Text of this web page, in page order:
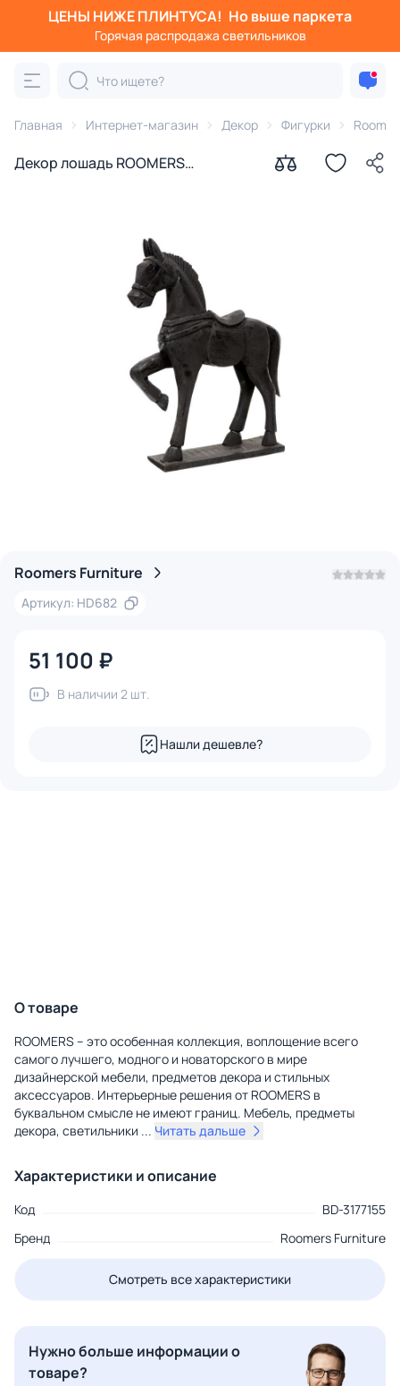
ЦЕНЫ НИЖЕ ПЛИНТУСА! Но выше паркета
Горячая распродажа светильников
Главная Интернет-магазин Декор Фигурки
Декор лошадь ROOMERS
Roomers Furniture
Артикул: HD682
51 100 ₽
В наличии 2 шт.
Нашли дешевле?
О товаре
ROOMERS – это особенная коллекция, воплощение всего
самого лучшего, модного и новаторского в мире
дизайнерской мебели, предметов декора и стильных
аксессуаров. Интерьерные решения от ROOMERS в
буквальном смысле не имеют границ. Мебель, предметы
декора, светильники ... Читать дальше
Характеристики и описание
Код
BD-3177155
Бренд
Roomers Furniture
Смотреть все характеристики
Нужно больше информации о
товаре?